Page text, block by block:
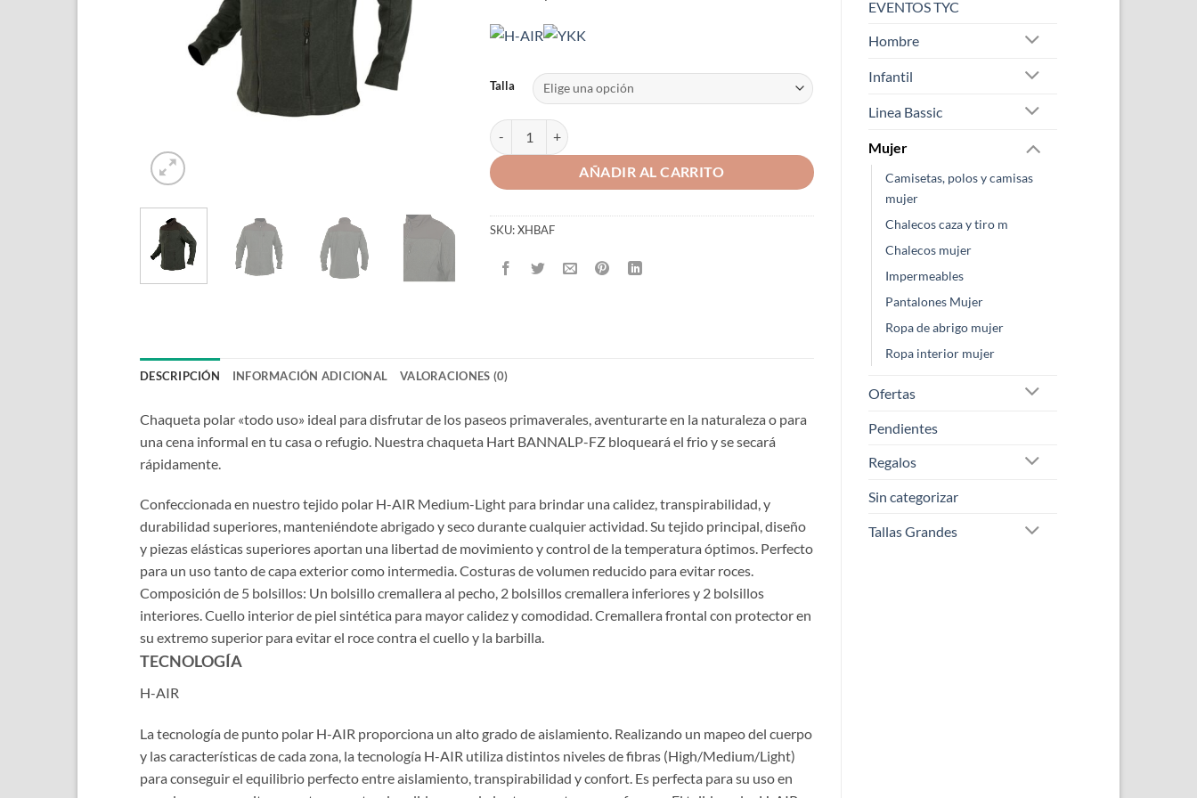
EVENTOS TYC
Hombre
Infantil
Linea Bassic
Mujer
Camisetas, polos y camisas
mujer
Chalecos caza y tiro m
Chalecos mujer
Impermeables
Pantalones Mujer
Ropa de abrigo mujer
Ropa interior mujer
Ofertas
Pendientes
Regalos
Sin categorizar
Tallas Grandes
Talla
CHAQUETA POLAR HART BANNALP-FZ cantidad
AÑADIR AL CARRITO
SKU:XHBAF
DESCRIPCIÓN INFORMACIÓN ADICIONAL VALORACIONES (0)
Chaqueta polar «todo uso» ideal para disfrutar de los paseos primaverales, aventurarte en la naturaleza o para
una cena informal en tu casa o refugio. Nuestra chaqueta Hart BANNALP-FZ bloqueará el frio y se secará
rápidamente.
Confeccionada en nuestro tejido polar H-AIR Medium-Light para brindar una calidez, transpirabilidad, y
durabilidad superiores, manteniéndote abrigado y seco durante cualquier actividad. Su tejido principal, diseño
y piezas elásticas superiores aportan una libertad de movimiento y control de la temperatura óptimos. Perfecto
para un uso tanto de capa exterior como intermedia. Costuras de volumen reducido para evitar roces.
Composición de 5 bolsillos: Un bolsillo cremallera al pecho, 2 bolsillos cremallera inferiores y 2 bolsillos
interiores. Cuello interior de piel sintética para mayor calidez y comodidad. Cremallera frontal con protector en
su extremo superior para evitar el roce contra el cuello y la barbilla.
TECNOLOGÍA
H-AIR
La tecnología de punto polar H-AIR proporciona un alto grado de aislamiento. Realizando un mapeo del cuerpo
y las características de cada zona, la tecnología H-AIR utiliza distintos niveles de fibras (High/Medium/Light)
para conseguir el equilibrio perfecto entre aislamiento, transpirabilidad y confort. Es perfecta para su uso en